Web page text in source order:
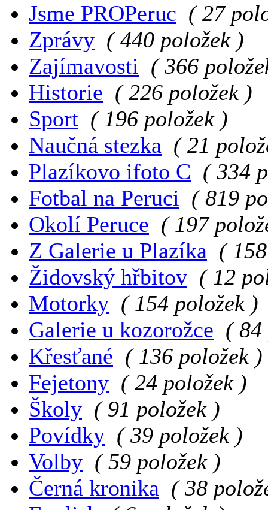
Jsme PROPeruc ( 27
Zprávy ( 440 položek )
Zajímavosti ( 366
Historie ( 226 položek )
Sport ( 196 položek )
Naučná stezka ( 21
Plazíkovo ifoto C ( 334
Fotbal na Peruci ( 819
Okolí Peruce ( 197
Z Galerie u Plazíka (
Židovský hřbitov ( 12
Motorky ( 154 položek )
Galerie u kozorožce ( 84
Křesťané ( 136 položek )
Fejetony ( 24 položek )
Školy ( 91 položek )
Povídky ( 39 položek )
Volby ( 59 položek )
Černá kronika ( 38